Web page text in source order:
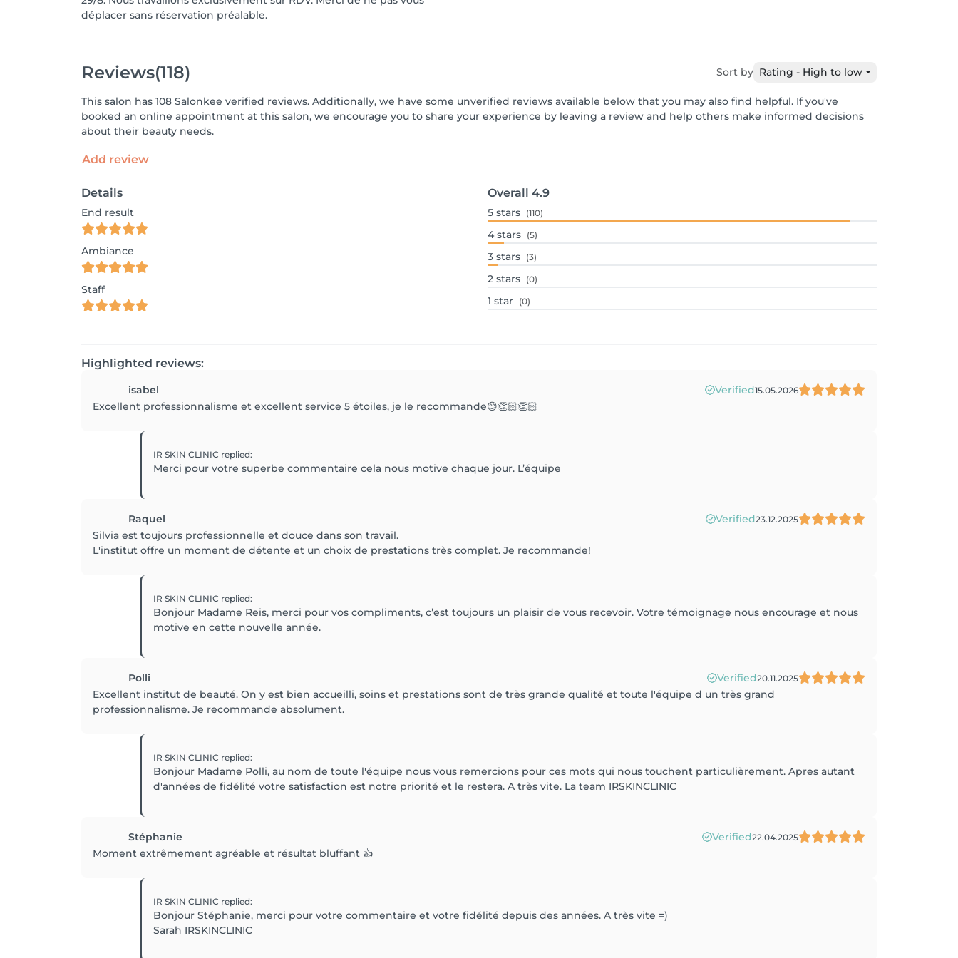
déplacer sans réservation préalable.
Reviews(118) Sort by Rating - High to low
This salon has 108 Salonkee verified reviews. Additionally, we have some unverified reviews available below that you may also find helpful. If you've
booked an online appointment at this salon, we encourage you to share your experience by leaving a review and help others make informed decisions
about their beauty needs.
Add review
Details
End result
Ambiance
Staff
Overall 4.9
5 stars (110)
4 stars (5)
3 stars (3)
2 stars (0)
1 star (0)
Highlighted reviews:
isabel Verified15.05.2026
Excellent professionnalisme et excellent service 5 étoiles, je le recommande😊👏🏻👏🏻
IR SKIN CLINIC replied:
Merci pour votre superbe commentaire cela nous motive chaque jour. L’équipe
Raquel Verified23.12.2025
Silvia est toujours professionnelle et douce dans son travail.
L'institut offre un moment de détente et un choix de prestations très complet. Je recommande!
IR SKIN CLINIC replied:
Bonjour Madame Reis, merci pour vos compliments, c’est toujours un plaisir de vous recevoir. Votre témoignage nous encourage et nous
motive en cette nouvelle année.
Polli Verified20.11.2025
Excellent institut de beauté. On y est bien accueilli, soins et prestations sont de très grande qualité et toute l'équipe d un très grand
professionnalisme. Je recommande absolument.
IR SKIN CLINIC replied:
Bonjour Madame Polli, au nom de toute l'équipe nous vous remercions pour ces mots qui nous touchent particulièrement. Apres autant
d'années de fidélité votre satisfaction est notre priorité et le restera. A très vite. La team IRSKINCLINIC
Stéphanie Verified22.04.2025
Moment extrêmement agréable et résultat bluffant 👍
IR SKIN CLINIC replied:
Bonjour Stéphanie, merci pour votre commentaire et votre fidélité depuis des années. A très vite =)
Sarah IRSKINCLINIC